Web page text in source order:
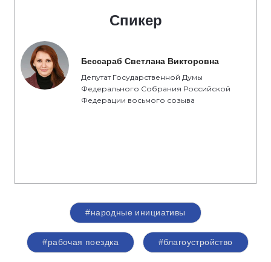
Спикер
Бессараб Светлана Викторовна
Депутат Государственной Думы
Федерального Собрания Российской
Федерации восьмого созыва
#народные инициативы
#рабочая поездка #благоустройство